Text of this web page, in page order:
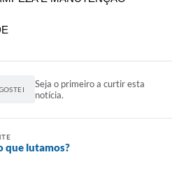
Seja o primeiro a curtir esta
notícia.
que lutamos?